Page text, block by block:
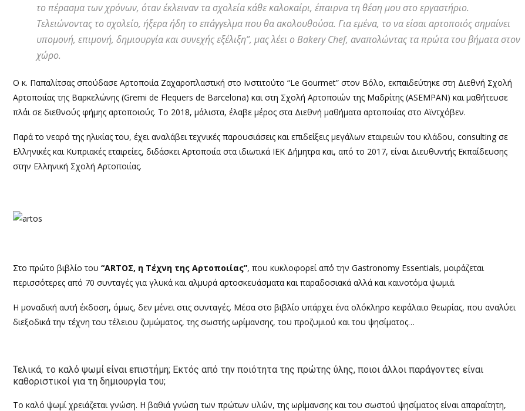
το πέρασμα των χρόνων, όταν έκλειναν τα σχολεία κάθε καλοκαίρι, έπαιρνα τη θέση μου στο εργαστήριο.
Τελειώνοντας το σχολείο, ήξερα ήδη το επάγγελμα που θα ακολουθούσα. Για εμένα, το να είσαι αρτοποιός σημαίνει
υπομονή, επιμονή, δημιουργία και συνεχής εξέλιξη”, μας λέει οBakery Chef, αναπολώντας τα πρώτα του βήματα στον
χώρο.
Ο κ. Παπαλίτσας σπούδασε Αρτοποιία Ζαχαροπλαστική στο Ινστιτούτο “Le Gourmet” στον Βόλο, εκπαιδεύτηκε στη Διεθνή Σχολή
Αρτοποιίας της Βαρκελώνης (Gremi de Flequers de Barcelona) και στη Σχολή Αρτοποιών της Μαδρίτης (ASEMPAN) και μαθήτευσε
πλάι σε διεθνούς φήμης αρτοποιούς. Το 2018, μάλιστα, έλαβε μέρος στα Διεθνή μαθήματα αρτοποιίας στο Αϊντχόβεν.
Παρά το νεαρό της ηλικίας του, έχει αναλάβει τεχνικές παρουσιάσεις και επιδείξεις μεγάλων εταιρειών του κλάδου, consulting σε
Ελληνικές και Κυπριακές εταιρείες, διδάσκει Αρτοποιία στα ιδιωτικά ΙΕΚ Δήμητρα και, από το 2017, είναι Διευθυντής Εκπαίδευσης
στην Ελληνική Σχολή Αρτοποιίας.
Στο πρώτο βιβλίο του “ARTΟΣ, η Τέχνη της Αρτοποιίας”, που κυκλοφορεί από την Gastronomy Essentials, μοιράζεται
περισσότερες από 70 συνταγές για γλυκά και αλμυρά αρτοσκευάσματα και παραδοσιακά αλλά και καινοτόμα ψωμιά.
Η μοναδική αυτή έκδοση, όμως, δεν μένει στις συνταγές. Μέσα στο βιβλίο υπάρχει ένα ολόκληρο κεφάλαιο θεωρίας, που αναλύει
διεξοδικά την τέχνη του τέλειου ζυμώματος, της σωστής ωρίμανσης, του προζυμιού και του ψησίματος…
Τελικά, το καλό ψωμί είναι επιστήμη; Εκτός από την ποιότητα της πρώτης ύλης, ποιοι άλλοι παράγοντες είναι
καθοριστικοί για τη δημιουργία του;
Το καλό ψωμί χρειάζεται γνώση. Η βαθιά γνώση των πρώτων υλών, της ωρίμανσης και του σωστού ψησίματος είναι απαραίτητη,